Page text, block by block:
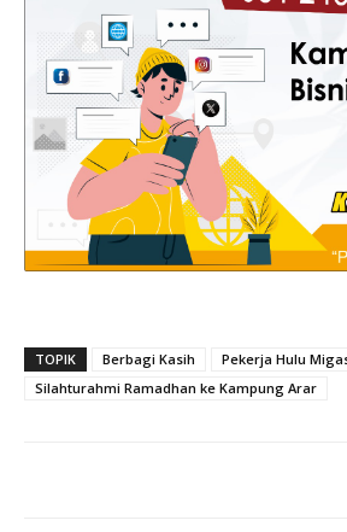
TOPIK Berbagi Kasih
Pekerja Hulu
Silahturahmi Ramadhan ke Kampung Arar